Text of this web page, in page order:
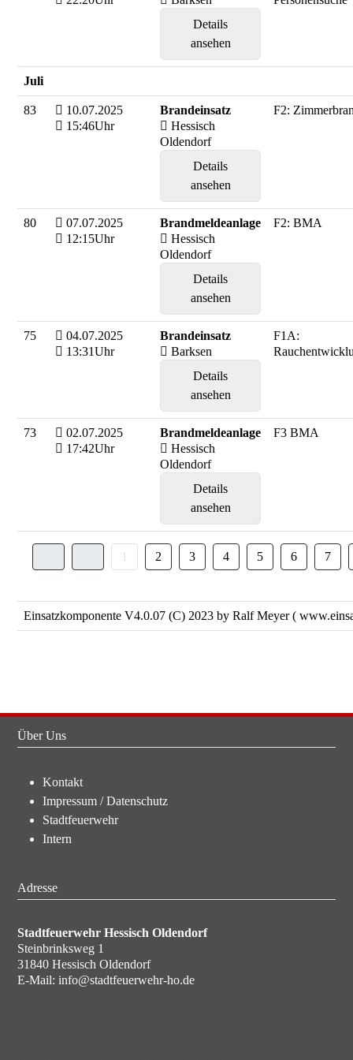
Details
ansehen
Juli
83
10.07.2025
15:46Uhr
Brandeinsatz
Hessisch
Oldendorf
Details
ansehen
F2:
80
07.07.2025
12:15Uhr
Brandmeldeanlage
Hessisch
Oldendorf
Details
ansehen
F2: BMA
75
04.07.2025
13:31Uhr
Brandeinsatz
Barksen
Details
ansehen
F1A:
73
02.07.2025
17:42Uhr
Brandmeldeanlage
Hessisch
Oldendorf
Details
ansehen
F3 BMA
1 2 3 4 5 6 7
Einsatzkomponente V4.0.07 (C) 2023 by Ralf Meyer (
Über Uns
Kontakt
Impressum /Datenschutz
Stadtfeuerwehr
Intern
Adresse
Stadtfeuerwehr Hessisch Oldendorf
Steinbrinksweg 1
31840 Hessisch Oldendorf
E-Mail: info@stadtfeuerwehr-ho.de